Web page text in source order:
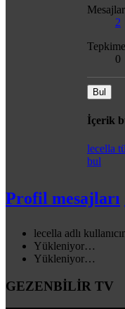
Mesajlar
2
0
Bul
İçerik
lecella
bul
Profil mesajları
lecella adlı
Yükleniyor…
Yükleniyor…
GEZENBİLİR TV